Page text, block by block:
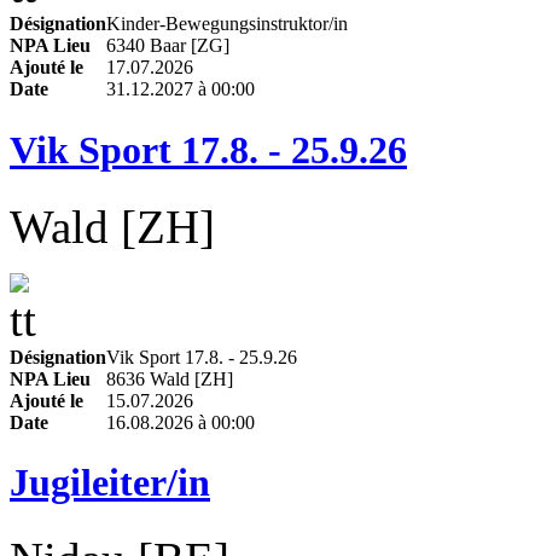
DésignationKinder‑Bewegungsinstruktor/in
NPA Lieu
6340 Baar [ZG]
Ajouté le
17.07.2026
Date
31.12.2027 à 00:00
Vik Sport 17.8. - 25.9.26
Wald [ZH]
DésignationVik Sport 17.8. - 25.9.26
NPA Lieu
8636 Wald [ZH]
Ajouté le
15.07.2026
Date
16.08.2026 à 00:00
Jugileiter/in